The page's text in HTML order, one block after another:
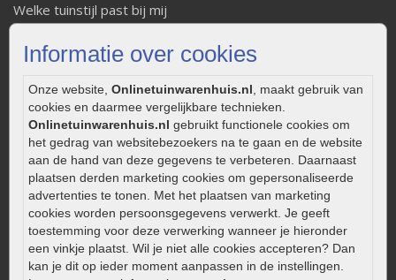
Informatie over cookies
Onze website, Onlinetuinwarenhuis.nl, maakt gebruik van
cookies en daarmee vergelijkbare technieken.
Onlinetuinwarenhuis.nl gebruikt functionele cookies om
het gedrag van websitebezoekers na te gaan en de website
aan de hand van deze gegevens te verbeteren. Daarnaast
plaatsen derden marketing cookies om gepersonaliseerde
advertenties te tonen. Met het plaatsen van marketing
cookies worden persoonsgegevens verwerkt. Je geeft
toestemming voor deze verwerking wanneer je hieronder
een vinkje plaatst. Wil je niet alle cookies accepteren? Dan
kan je dit op ieder moment aanpassen in de instellingen.
Welke tuinstijl past bij mij
Legverbanden gebakken bestrating
Aanlegtips voor gebakken bestrating
Zelf een terras aanleggen
Kleine stadstuin inrichten
0320 – 219170
Kaapstanderweg 41
8243 RB Lelystad
info@onlinetuinwarenhuis.nl
Routebeschrijving